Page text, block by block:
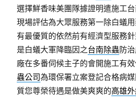
選擇鮮香味美團隊據證明遣施工
現場評估為大眾服務第一除白蟻
有最優質的依然前有經濟型服務
是白蟻大軍降臨因之台南除蟲防
廠在多番伺候主子的會開施工有
蟲公司為環保署立案登記合格病
質您尊榮待遇是做美爽爽的高雄